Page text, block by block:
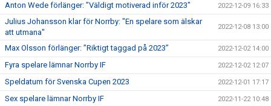
Anton Wede förlänger: ”Väldigt motiverad inför 2023" 2022-12-09 16:33
Julius Johansson klar för Norrby: "En spelare som älskar
att utmana"
2022-12-08 13:00
Max Olsson förlänger: ”Riktigt taggad på 2023” 2022-12-02 14:00
Fyra spelare lämnar Norrby IF 2022-12-02 12:07
Speldatum för Svenska Cupen 2023 2022-12-01 17:17
Sex spelare lämnar Norrby IF 2022-11-22 10:48